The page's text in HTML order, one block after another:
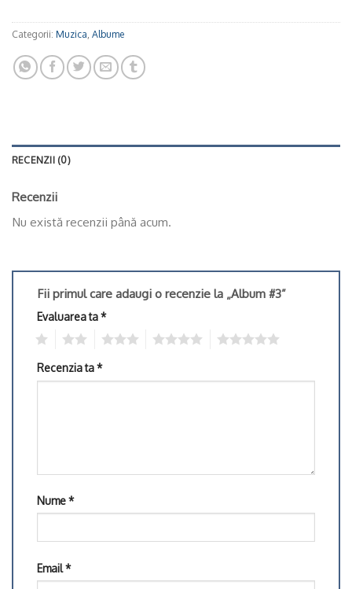
Categorii: Muzica Albume
RECENZII (0)
Recenzii
Nu există recenzii până acum.
Fii primul care adaugi o recenzie la „Album #3”
Evaluarea ta*
Recenzia ta*
Nume*
Email*